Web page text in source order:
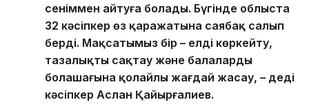
сеніммен айтуға болады. Бүгінде облыста
32 кәсіпкер өз қаражатына саябақ салып
берді. Мақсатымыз бір – елді көркейту,
тазалықты сақтау және балалардың
болашағына қолайлы жағдай жасау, – деді
кәсіпкер Аслан Қайырғалиев.